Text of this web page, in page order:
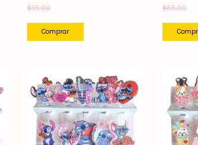
$95.00 $65.00